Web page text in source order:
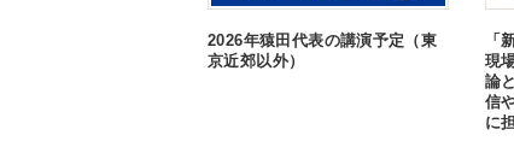
2026年猿田代表の講演予定（東
京近郊以外）
「
現
論
信
に